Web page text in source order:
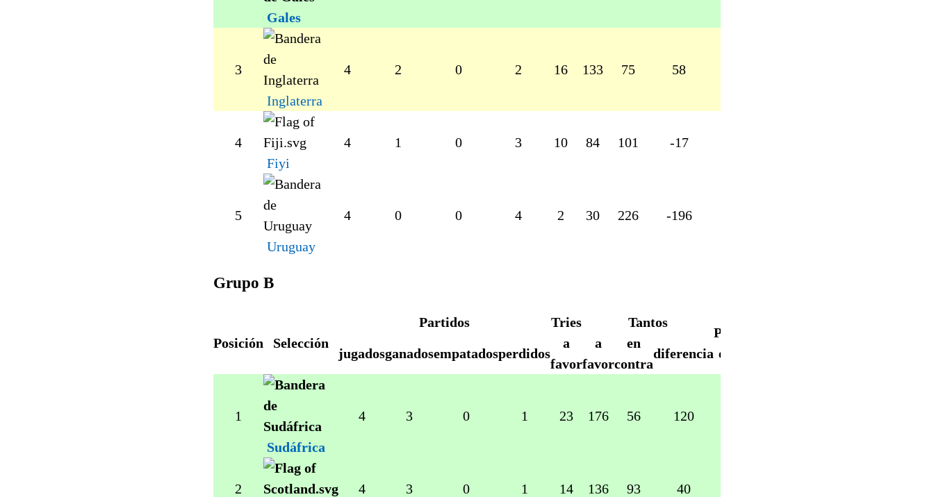
Gales
3
Inglaterra
4 2 0 2 16 133 75 58
4
Fiyi
4 1 0 3 10 84 101 -17
5
Uruguay
4 0 0 4 2 30 226 -196
Grupo B
Posición Selección
Partidos
Tries
a
favor
Tantos
Puntos
extra
jugadosganadosempatadosperdidos
a
favor
en
contra
diferencia
1
Sudáfrica
4 3 0 1 23 176 56 120
2 4 3 0 1 14 136 93 40